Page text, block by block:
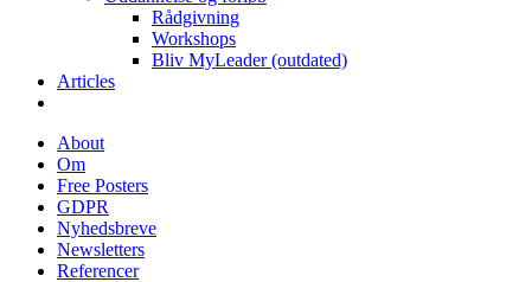
Rådgivning
Workshops
Bliv MyLeader (outdated)
Articles
About
Om
Free Posters
GDPR
Nyhedsbreve
Newsletters
Referencer